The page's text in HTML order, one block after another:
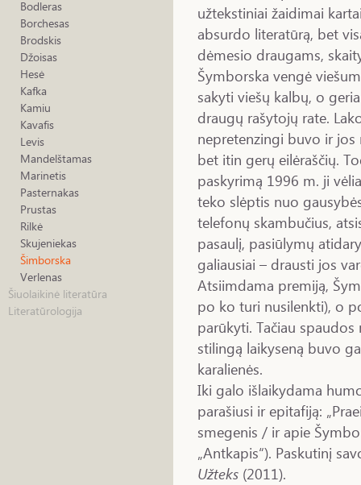
Bodleras
Borchesas
Brodskis
Džoisas
Hesė
Kafka
Kamiu
Kavafis
Levis
Mandelštamas
Marinetis
Pasternakas
Prustas
Rilkė
Skujeniekas
Šimborska
Verlenas
Šiuolaikinė literatūra
Literatūrologija
užtekstiniai žaidimai
absurdo literatūrą, bet
dėmesio draugams,
Šymborska vengė
sakyti viešų kalbų, o
draugų rašytojų rate.
nepretenzingi buvo ir
bet itin gerų eilėraščių.
paskyrimą 1996 m. ji
teko slėptis nuo
telefonų skambučius,
pasaulį, pasiūlymų
galiausiai – drausti jos
Atsiimdama premiją,
po ko turi nusilenkti), o
parūkyti. Tačiau
stilingą laikyseną buvo
karalienės.
Iki galo išlaikydama
parašiusi ir epitafiją:
smegenis / ir apie
„Antkapis“). Paskutinį
Užteks (2011).